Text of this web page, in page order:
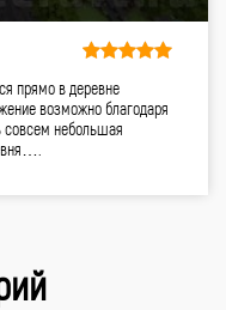
прямо в деревне
возможно благодаря
совсем небольшая